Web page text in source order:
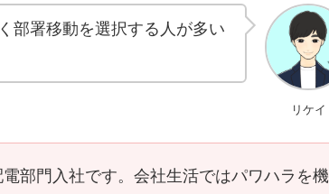
リケイ
部署移動を選択する人が多い
部門入社です。会社生活ではパワハラを機